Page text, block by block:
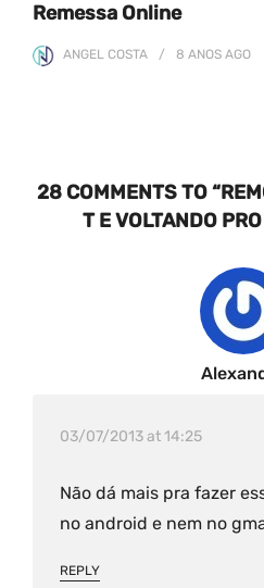
Remessa Online
ANGEL COSTA 8 ANOS AGO
28 COMMENTS TO
T E VOLTANDO
03/07/2013 at 14:25
Não dá mais pra fazer
no android e nem no
REPLY